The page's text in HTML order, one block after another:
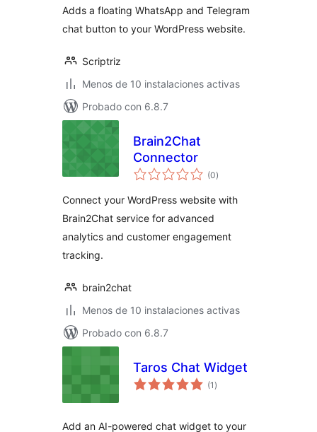
Adds a floating WhatsApp and Telegram
chat button to your WordPress website.
Scriptriz
Menos de 10 instalaciones activas
Probado con 6.8.7
Brain2Chat
Connector
(0total
de
)
Connect your WordPress website with
Brain2Chat service for advanced
analytics and customer engagement
tracking.
brain2chat
Menos de 10 instalaciones activas
Probado con 6.8.7
Taros Chat Widget
(1 total
de
)
Add an AI-powered chat widget to your